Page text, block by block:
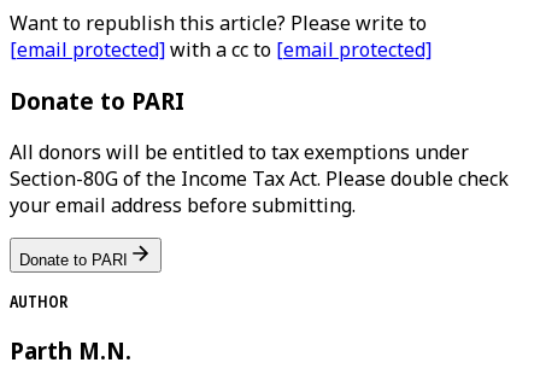
Want to republish this article? Please write to
[email protected]with a cc to [email protected]
Donate to PARI
All donors will be entitled to tax exemptions under
Section-80G of the Income Tax Act. Please double check
your email address before submitting.
Donate to PARI
AUTHOR
Parth M.N.